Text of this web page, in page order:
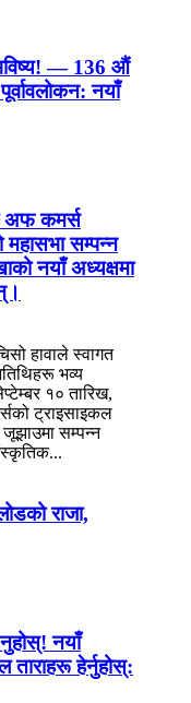
— 136 औं
नयाँ
अफ कमर्स
महासभा सम्पन्न
नयाँ अध्यक्षमा
हावाले स्वागत
भव्य
१० तारिख,
ट्राइसाइकल
जूझाउमा सम्पन्न
राजा,
नयाँ
हेर्नुहोस्: